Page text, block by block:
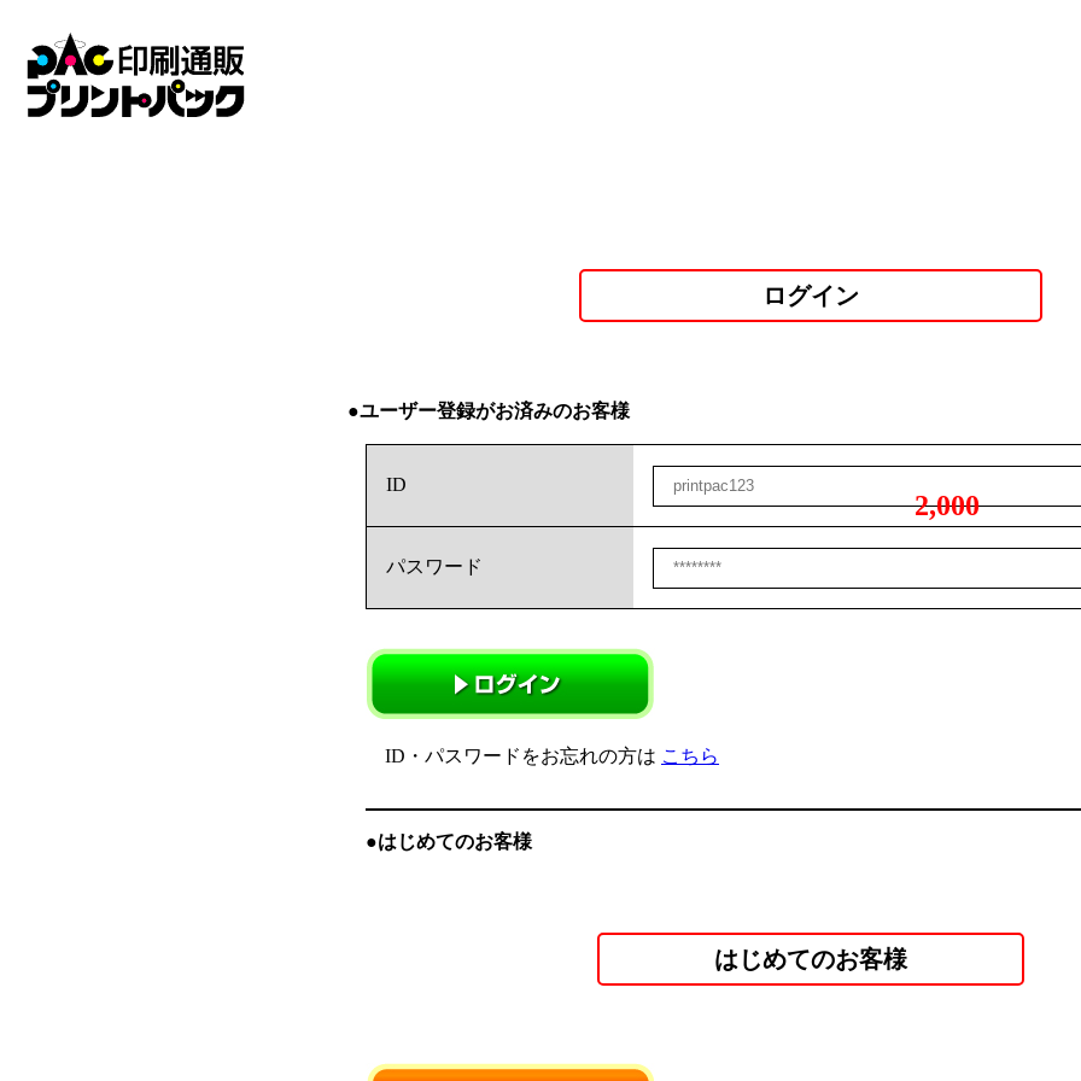
ログイン
●ユーザー登録がお済みのお客様
ID
パスワード
ID・パスワードをお忘れの方は こちら
●はじめてのお客様
はじめてのお客様
2,000